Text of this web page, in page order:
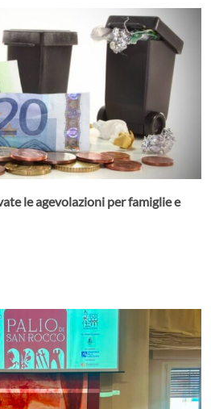
le agevolazioni per famiglie e